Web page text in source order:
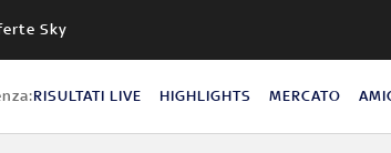
Sky
RISULTATI LIVE HIGHLIGHTS MERCATO